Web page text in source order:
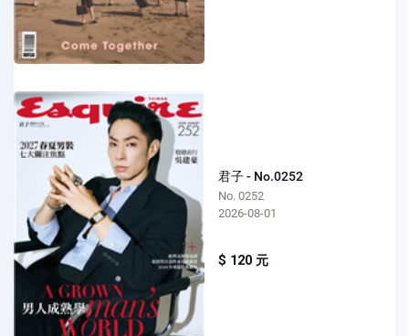
君子 - No.0252
No. 0252
2026-08-01
$ 120 元